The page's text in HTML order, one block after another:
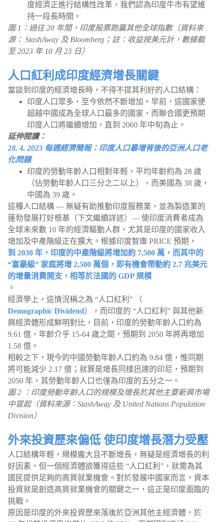
度經濟正進行結構性改革，我們認為印度牛市有望維
持一段長時間。
圖 1：過往 20 年間，印度股票跑贏其他全球指數（資料來
源： StashAway 及 Bloomberg；註：收益按美元計，數據截
至 2023 年 10 月 23 日）
人口紅利成印度經濟增長關鍵
當談到印度的經濟增長時，不得不提其利好的人口結構：
印度人口眾多，至今依然不斷增加。早前，這國家便
超越中國成為全球人口最多的國家，而聯合國更預期
印度人口將繼續增加，直到 2060 年中旬為止。
延伸閱讀：
28. 4. 2023 每週經濟簡報：印度人口暴增背後的亞洲人口老
化問題
印度的勞動年齡人口相對年輕，平均年齡約為 28 歲
（佔勞動年齡人口三分之二以上），而美國為 38 歲，
中國為 39 歲。
這種人口結構 — 無疑有助推動印度服務業，並為製造業的
蓬勃發展打好根基（下文繼續詳述）— 使印度消費者成為
全球未來數 10 年的經濟驅動人群，尤其是印度的國家收入
增加及中產階級正在擴大。根據印度智庫 PRICE 預期，
到 2030 年，印度的中產階級將增加約 7,500 萬，而其中的
“富豪級” 家庭將增 2,500 萬個，即有機會帶動約 2.7 兆美元
的增量消費開支，相等於法國的 GDP 規模
。
經濟學上，這情況稱之為 “人口紅利” （
Demographic Dividend），而印度的 “人口紅利” 與其他新
興經濟體形成鮮明對比，目前，印度的勞動年齡人口約為
9.61 億，年齡介乎 15-64 歲之間，預期到 2050 年將再增加
1.58 億。
相較之下，現今的中國勞動年齡人口約為 9.84 億，惟同期
將可能減少 2.17 億；就算是增長同樣迅速的印尼，預期到
2050 年，其勞動年齡人口也僅為印度的五分之一。
圖 2 ：印度勞動年齡人口的規模及增長於其他主要新興市場
中冒起（資料來源：StashAway 及 United Nations Population
Division）
外來投資歷來偏低 使印度增長潛力受壓
人口結構年輕，規模龐大且不斷增長，無疑是經濟增長的利
好因素，但一個經濟體欲獲得這些 “人口紅利”，就需為其
國民提供足夠的高質就業機會。對於發展中國家而言，資本
投資就是創造高質就業機會的關鍵之一，這正是印度面臨的
挑戰。
原因是印度的外來投資歷來落後於亞洲其他主經濟體，於